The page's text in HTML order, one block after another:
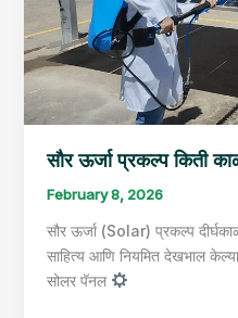
सौर ऊर्जा प्रकल्प किती
February 8, 2026
सौर ऊर्जा (Solar) प्रकल्प
साहित्य आणि नियमित देखभाल
सोलर पॅनल
टिकू
शकतो?